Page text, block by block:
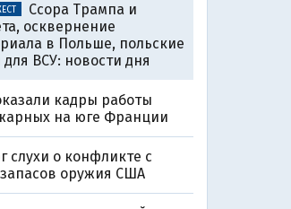
Ссора Трампа и
осквернение
в Польше, польские
ВСУ: новости дня
кадры работы
на юге Франции
слухи о конфликте с
оружия США